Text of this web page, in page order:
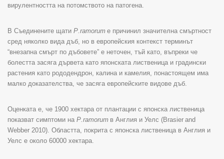
вирулентността на потомството на патогена.
В Съединените щати P ramorum е причинил значителна смъртност
сред няколко вида дъб, но в европейския контекст терминът
“внезапна смърт по дъбовете” е неточен, тъй като, въпреки че
болестта засяга дървета като японската лиственица и градински
растения като рододендрон, калина и камелия, понастоящем има
малко доказателства, че засяга европейските видове дъб.
Оценката е, че 1900 хектара от плантации с японска лиственица
показват симптоми на P ramorum в Англия и Уелс (Brasier and
Webber 2010). Областта, покрита с японска лиственица в Англия и
Уелс е около 60000 хектара.